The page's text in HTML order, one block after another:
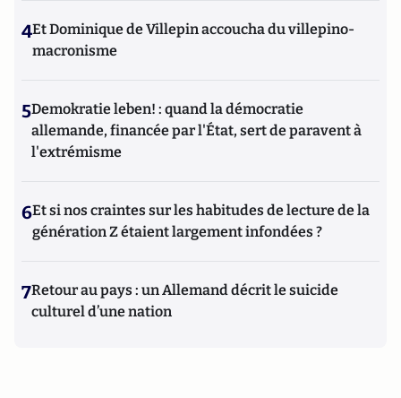
4Et Dominique de Villepin accoucha du villepino-
macronisme
5Demokratie leben! : quand la démocratie
allemande, financée par l'État, sert de paravent à
l'extrémisme
6Et si nos craintes sur les habitudes de lecture de la
génération Z étaient largement infondées ?
7Retour au pays : un Allemand décrit le suicide
culturel d’une nation